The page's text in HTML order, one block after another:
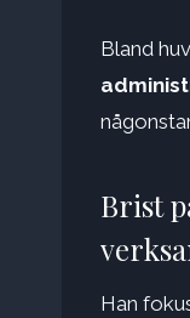
Bland
Brist
Han